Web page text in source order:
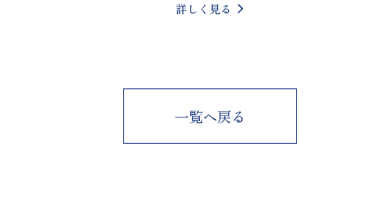
詳しく見る
一覧へ戻る